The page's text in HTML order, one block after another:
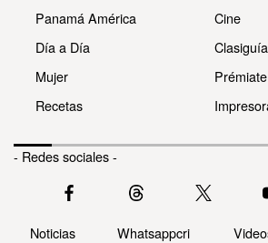
Panamá América
Día a Día
Mujer
Recetas
Cine
Clasiguía
Prémiate
- Redes sociales -
Noticias Whatsappcri